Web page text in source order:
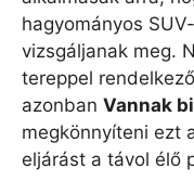
hagyományos
vizsgáljanak meg.
tereppel
azonban Vannak
megkönnyíteni ezt
eljárást a távol élő